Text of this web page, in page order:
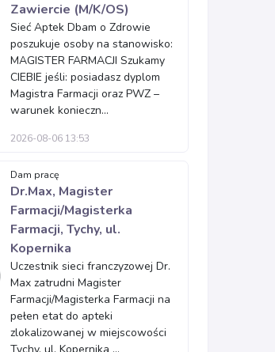
Zawiercie (M/K/OS)
Sieć Aptek Dbam o Zdrowie
poszukuje osoby na stanowisko:
MAGISTER FARMACJI Szukamy
CIEBIE jeśli: posiadasz dyplom
Magistra Farmacji oraz PWZ –
warunek konieczn...
2026-08-06 13:53
Dam pracę
Dr.Max, Magister
Farmacji/Magisterka
Farmacji, Tychy, ul.
Kopernika
Uczestnik sieci franczyzowej Dr.
Max zatrudni Magister
Farmacji/Magisterka Farmacji na
pełen etat do apteki
zlokalizowanej w miejscowości